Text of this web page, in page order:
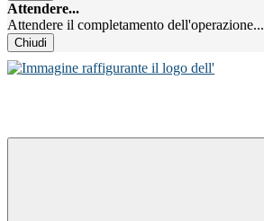
Attendere...
Attendere il completamento dell'operazione...
Chiudi